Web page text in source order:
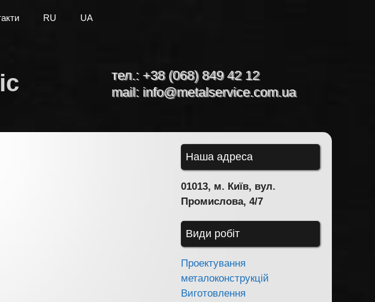
RU UA
тел.: +38 (068) 849 42 12
mail: info@metalservice.com.ua
Наша адреса
01013, м. Київ, вул.
Промислова, 4/7
Види робіт
Проектування
металоконструкцій
Виготовлення